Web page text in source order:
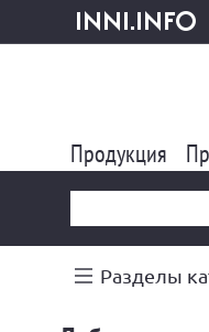
inni.info
и услуги
Продукция
Разделы